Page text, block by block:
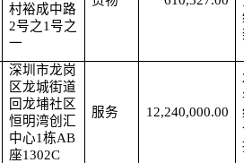
村裕成中路
2号之1号之
一
深圳市龙岗
区龙城街道
回龙埔社区
恒明湾创汇
中心1栋AB
座1302C
服务 12,240,000.00